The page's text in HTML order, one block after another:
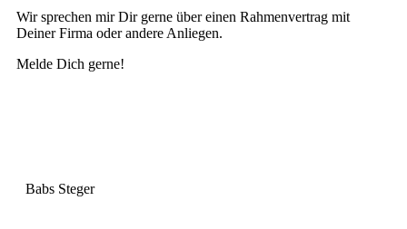
Wir sprechen mir Dir gerne über einen Rahmenvertrag mit
Deiner Firma oder andere Anliegen.
Melde Dich gerne!
Babs Steger